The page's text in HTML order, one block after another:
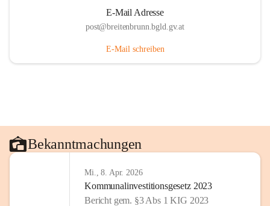
E-Mail Adresse
post@breitenbrunn.bgld.gv.at
E-Mail schreiben
Bekanntmachungen
Mi., 8. Apr. 2026
Kommunalinvestitionsgesetz 2023
Bericht gem. §3 Abs 1 KIG 2023